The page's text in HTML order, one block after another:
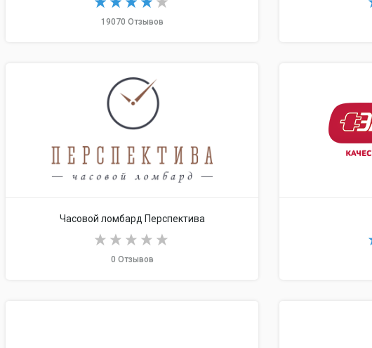
19070 Отзывов
Часовой ломбард Перспектива
0 Отзывов